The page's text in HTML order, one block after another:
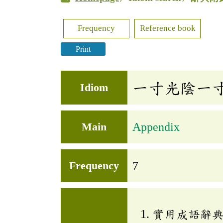
Frequency Reference book
Print
Idiom 一寸光陰一
Main Appendix
Frequency 7
實用成語辭